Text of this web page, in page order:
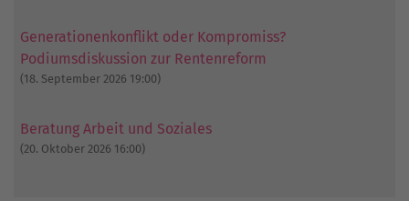
Generationenkonflikt oder Kompromiss?
Podiumsdiskussion zur Rentenreform
(18. September 2026 19:00)
Beratung Arbeit und Soziales
(20. Oktober 2026 16:00)